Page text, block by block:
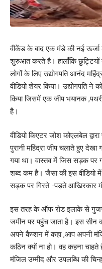
वीकेंड के बाद एक मंडे की नई
शुरुआत करते है। हालाँकि छुट्टियों
लोगों के लिए उद्योगपति आनंद
वीडियो शेयर किया। उद्योगपति ने
किया जिसमें एक जीप भयानक
है।
वीडियो किएटर जोश कोएलबेल
पुरानी महिंद्रा जीप चलाते हुए
गया था। वास्तव में जिस सड़क पर
शब्द कम है। जैसा की इस
सड़क पर गिरते -पड़ते आखिरकार
इस तरह के ऑफ रोड इलाके से
जमीन पर पहुंच जाता है। इस सीन
अपने कैप्शन में कहा ,आप अपनी
कठिन क्यों ना हो। वह कहना चाहते
मंजिल उम्मीद और उपलब्धि की